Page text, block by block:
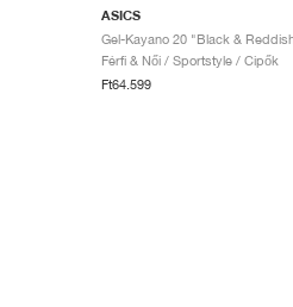
ASICS
Férfi & Női / Sportstyle / Cipők
Ft64.599